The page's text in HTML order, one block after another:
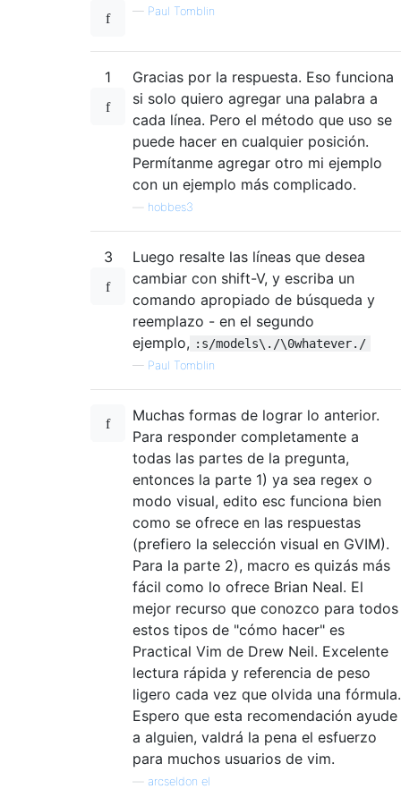
— Paul Tomblin
1
Gracias por la respuesta. Eso funciona
si solo quiero agregar una palabra a
cada línea. Pero el método que uso se
puede hacer en cualquier posición.
Permítanme agregar otro mi ejemplo
con un ejemplo más complicado.
hobbes3
3
Luego resalte las líneas que desea
cambiar con shift-V, y escriba un
comando apropiado de búsqueda y
reemplazo - en el segundo
ejemplo, :s/models\./\0whatever./
— Paul Tomblin
Muchas formas de lograr lo anterior.
Para responder completamente a
todas las partes de la pregunta,
entonces la parte 1) ya sea regex o
modo visual, edito esc funciona bien
como se ofrece en las respuestas
(prefiero la selección visual en GVIM).
Para la parte 2), macro es quizás más
fácil como lo ofrece Brian Neal. El
mejor recurso que conozco para todos
estos tipos de "cómo hacer" es
Practical Vim de Drew Neil. Excelente
lectura rápida y referencia de peso
ligero cada vez que olvida una fórmula.
Espero que esta recomendación ayude
a alguien, valdrá la pena el esfuerzo
para muchos usuarios de vim.
arcseldon el